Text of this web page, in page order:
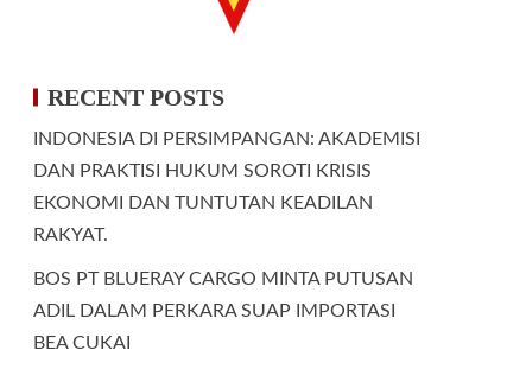
RECENT POSTS
INDONESIA DI PERSIMPANGAN: AKADEMISI
DAN PRAKTISI HUKUM SOROTI KRISIS
EKONOMI DAN TUNTUTAN KEADILAN
RAKYAT.
BOS PT BLUERAY CARGO MINTA PUTUSAN
ADIL DALAM PERKARA SUAP IMPORTASI
BEA CUKAI